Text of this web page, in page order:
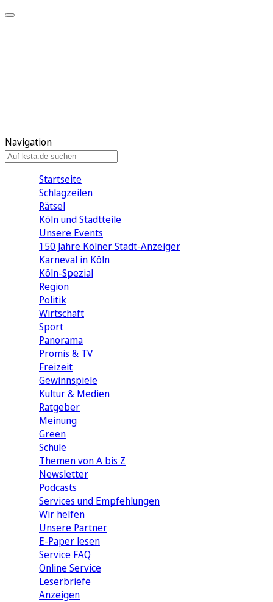
Navigation
Startseite
Schlagzeilen
Rätsel
Köln und Stadtteile
Unsere Events
150 Jahre Kölner Stadt-Anzeiger
Karneval in Köln
Köln-Spezial
Region
Politik
Wirtschaft
Sport
Panorama
Promis & TV
Freizeit
Gewinnspiele
Kultur & Medien
Ratgeber
Meinung
Green
Schule
Themen von A bis Z
Newsletter
Podcasts
Services und Empfehlungen
Wir helfen
Unsere Partner
E-Paper lesen
Service FAQ
Online Service
Leserbriefe
Anzeigen